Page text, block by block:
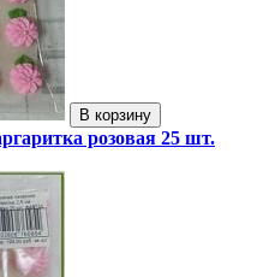
В корзину
розовая 25 шт.